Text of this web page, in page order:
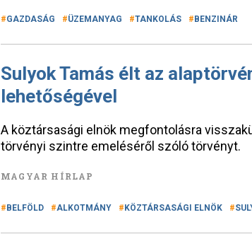
GAZDASÁG ÜZEMANYAG TANKOLÁS BENZINÁR
Sulyok Tamás élt az
lehetőségével
A köztársasági elnök megfontolásra
törvényi szintre emeléséről szóló törvényt.
MAGYAR HÍRLAP
BELFÖLD ALKOTMÁNY KÖZTÁRSASÁGI ELNÖK